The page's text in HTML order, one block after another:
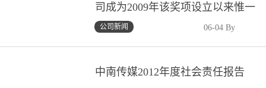
司成为2009年该奖项设立以来惟一
获奖湘企、惟一获奖文化传媒企业
06-04 By
公司新闻
中南传媒2012年度社会责任报告